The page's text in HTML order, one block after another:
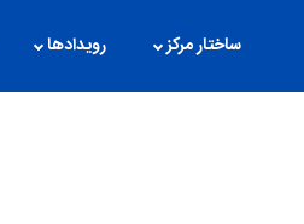
ساختار مرکز رویدادها